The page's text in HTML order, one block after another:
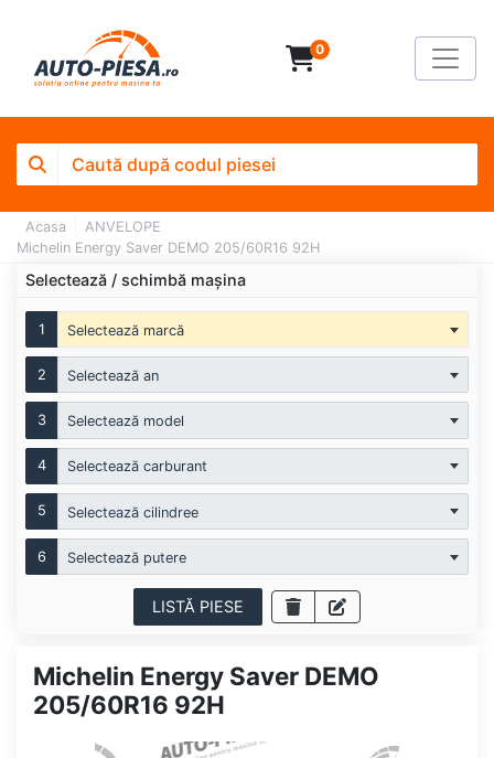
0
Acasa
ANVELOPE
Michelin Energy Saver DEMO 205/60R16 92H
Selectează / schimbă mașina
1 Selectează marcă
2 Selectează an
3 Selectează model
4 Selectează carburant
5 Selectează cilindree
6 Selectează putere
LISTĂ PIESE
Michelin Energy Saver DEMO
205/60R16 92H